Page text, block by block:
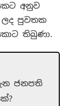
අනුව
පුවතක
තිබුණා.
ජනපති